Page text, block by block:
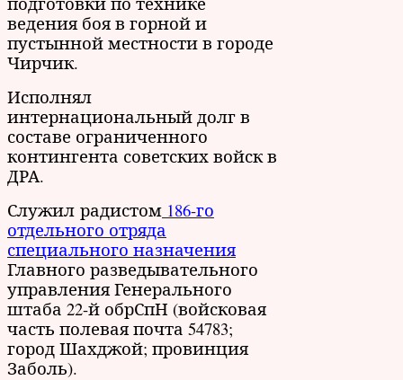
ведения боя в горной и
пустынной местности в городе
Чирчик.
Исполнял
интернациональный долг в
составе ограниченного
контингента советских войск в
ДРА.
Служил радистом 186-го
отдельного отряда
специального назначения
Главного разведывательного
управления Генерального
штаба 22-й обрСпН (войсковая
часть полевая почта 54783;
город Шахджой; провинция
Заболь).